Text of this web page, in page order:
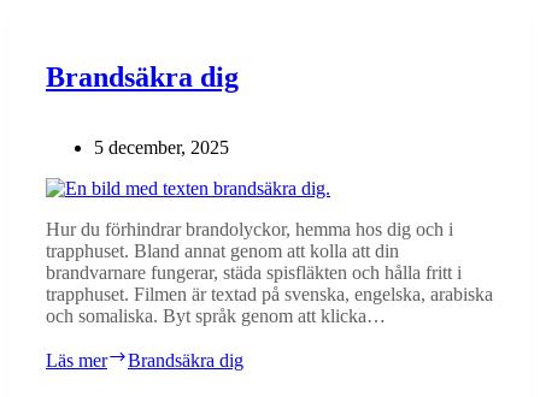
Brandsäkra dig
5 december, 2025
Hur du förhindrar brandolyckor, hemma hos dig och i
trapphuset. Bland annat genom att kolla att din
brandvarnare fungerar, städa spisfläkten och hålla fritt i
trapphuset. Filmen är textad på svenska, engelska, arabiska
och somaliska. Byt språk genom att klicka…
Läs mer Brandsäkra dig